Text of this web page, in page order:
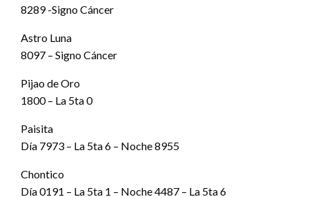
8289 -Signo Cáncer
Astro Luna
8097 – Signo Cáncer
Pijao de Oro
1800 – La 5ta 0
Paisita
Día 7973 – La 5ta 6 – Noche 8955
Chontico
Día 0191 – La 5ta 1 – Noche 4487 – La 5ta 6